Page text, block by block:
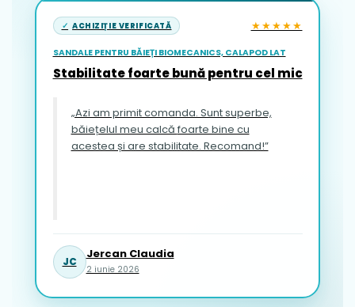
ACHIZIȚIE VERIFICATĂ ★★★★★
SANDALE PENTRU BĂIEȚI BIOMECANICS, CALAPOD LAT
Stabilitate foarte bună pentru cel mic
„Azi am primit comanda. Sunt superbe,
băiețelul meu calcă foarte bine cu
acestea și are stabilitate. Recomand!”
JC
Jercan Claudia
2 iunie 2026